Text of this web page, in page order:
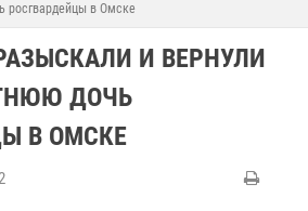
росгвардейцы в Омске
И ВЕРНУЛИ
ДОЧЬ
В ОМСКЕ